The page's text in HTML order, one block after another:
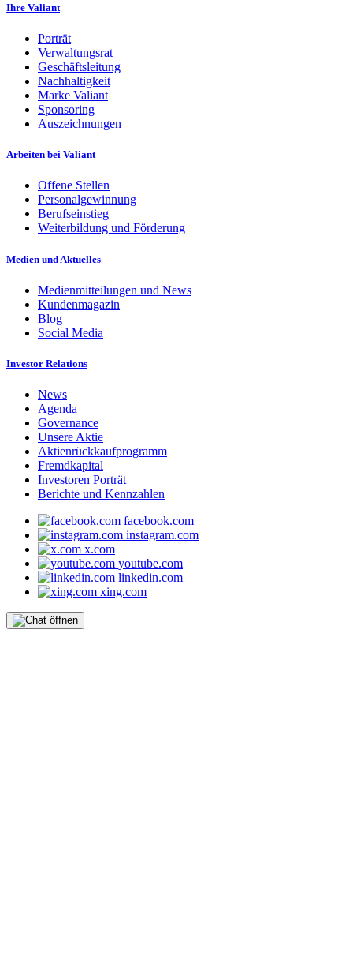
Ihre Valiant
Porträt
Verwaltungsrat
Geschäftsleitung
Nachhaltigkeit
Marke Valiant
Sponsoring
Auszeichnungen
Arbeiten bei Valiant
Offene Stellen
Personalgewinnung
Berufseinstieg
Weiterbildung und Förderung
Medien und Aktuelles
Medienmitteilungen und News
Kundenmagazin
Blog
Social Media
Investor Relations
News
Agenda
Governance
Unsere Aktie
Aktienrückkaufprogramm
Fremdkapital
Investoren Porträt
Berichte und Kennzahlen
facebook.com
instagram.com
x.com
youtube.com
linkedin.com
xing.com